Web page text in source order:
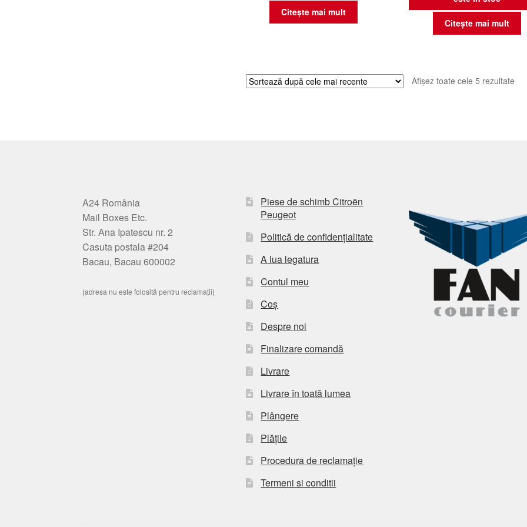
Citește mai mult
Citește mai mult
Afișez toate cele 5 rezultate
A24 România
Mail Boxes Etc.
Str. Ana Ipatescu nr. 2
Casuta postala #204
Bacau, Bacau 600002
(adresa nu este folosită pentru reclamații)
Piese de schimb Citroën
Peugeot
Politică de confidențialitate
A lua legatura
Contul meu
Coș
Despre noi
Finalizare comandă
Livrare
Livrare în toată lumea
Plângere
Plățile
Procedura de reclamație
Termeni si conditii